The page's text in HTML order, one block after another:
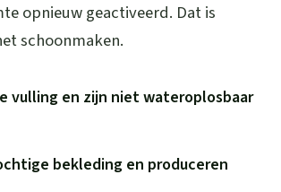
opnieuw geactiveerd. Dat is
schoonmaken.
vulling en zijn niet wateroplosbaar
bekleding en produceren